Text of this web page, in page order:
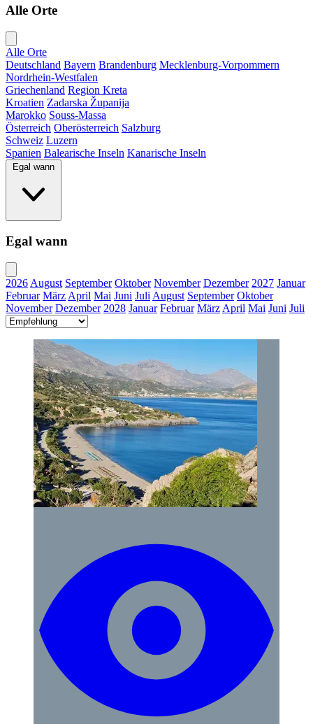
Alle Orte
Alle Orte
Deutschland Bayern Brandenburg Mecklenburg-Vorpommern
Nordrhein-Westfalen
Griechenland Region Kreta
Kroatien Zadarska Županija
Marokko Souss-Massa
Österreich Oberösterreich Salzburg
Schweiz Luzern
Spanien Balearische Inseln Kanarische Inseln
Egal wann
Egal wann
2026 August September Oktober November Dezember 2027 Januar
Februar März April Mai Juni Juli August September Oktober
November Dezember 2028 Januar Februar März April Mai Juni Juli